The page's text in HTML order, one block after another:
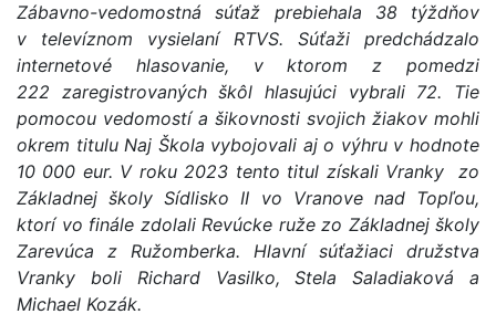
Zábavno-vedomostná súťaž prebiehala 38 týždňov
v televíznom vysielaní RTVS. Súťaži predchádzalo
internetové hlasovanie, v ktorom z pomedzi
222 zaregistro­vaných škôl hlasujúci vybrali 72. Tie
pomocou vedomostí a šikovnosti svojich žiakov mohli
okrem titulu Naj Škola vybojovali aj o výhru v hodnote
10 000 eur. V roku 2023 tento titul získali Vranky zo
Základnej školy Sídlisko II vo Vranove nad Topľou,
ktorí vo finále zdolali Revúcke ruže zo Základnej školy
Zarevúca z Ružomberka. Hlavní súťažiaci družstva
Vranky boli Richard Vasilko, Stela Saladiaková a
Michael Kozák.